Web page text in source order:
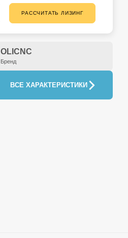
РАССЧИТАТЬ ЛИЗИНГ
OLICNC
Бренд
ВСЕ ХАРАКТЕРИСТИКИ